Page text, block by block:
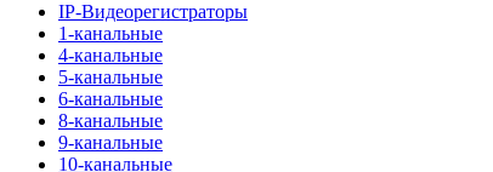
IP-Видеорегистраторы
1-канальные
4-канальные
5-канальные
6-канальные
8-канальные
9-канальные
10-канальные